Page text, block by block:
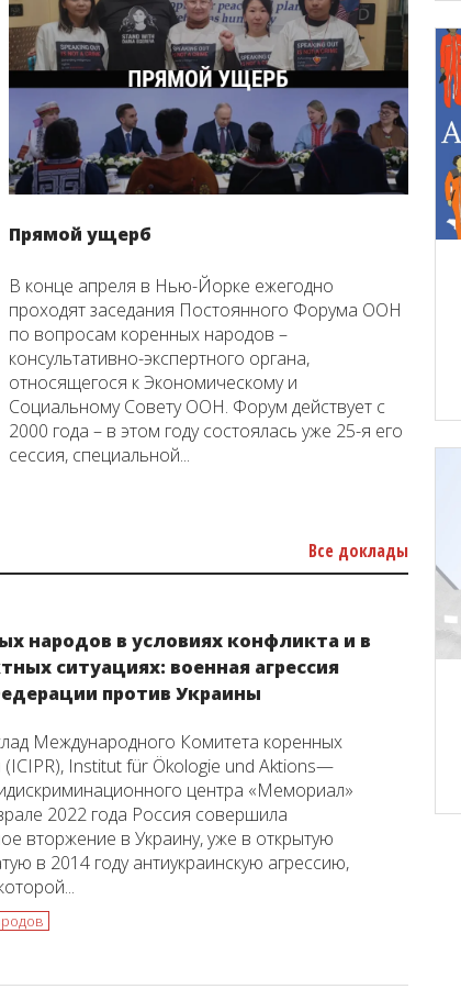
Прямой ущерб
В конце апреля в Нью-Йорке ежегодно
проходят заседания Постоянного Форума ООН
по вопросам коренных народов –
консультативно-экспертного органа,
относящегося к Экономическому и
Социальному Совету ООН. Форум действует с
2000 года – в этом году состоялась уже 25-я его
сессия, специальной...
Все доклады
народов в условиях конфликта и в
ситуациях: военная агрессия
против Украины
Международного Комитета коренных
Institut für Ökologie und Aktions—
центра «Мемориал»
2022 года Россия совершила
вторжение в Украину, уже в открытую
в 2014 году антиукраинскую агрессию,